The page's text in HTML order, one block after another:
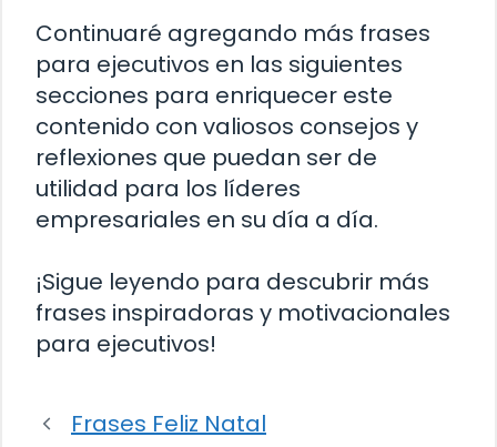
Continuaré agregando más frases
para ejecutivos en las siguientes
secciones para enriquecer este
contenido con valiosos consejos y
reflexiones que puedan ser de
utilidad para los líderes
empresariales en su día a día.
¡Sigue leyendo para descubrir más
frases inspiradoras y motivacionales
para ejecutivos!
Frases Feliz Natal